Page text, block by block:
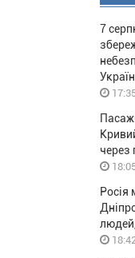
7
через
Росія